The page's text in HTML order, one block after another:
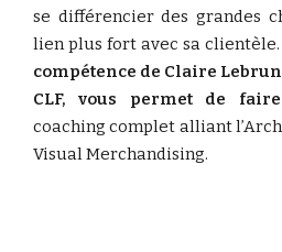
se différencier des grandes
lien plus fort avec sa clientèle.
compétence de Claire
CLF, vous permet de
coaching complet alliant
Visual Merchandising.